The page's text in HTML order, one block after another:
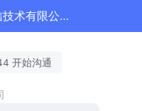
深圳市技卓芯通信技术有限公司正在为您服务
开始沟通